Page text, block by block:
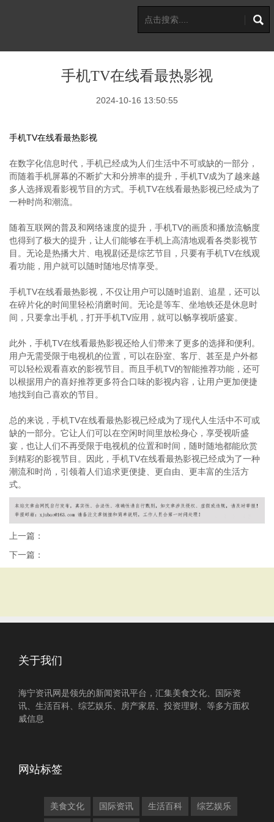
手机TV在线看最热影视
2024-10-16 13:50:55
手机TV在线看最热影视
在数字化信息时代，手机已经成为人们生活中不可或缺的一部分，
而随着手机屏幕的不断扩大和分辨率的提升，手机TV成为了越来越
多人选择观看影视节目的方式。手机TV在线看最热影视已经成为了
一种时尚和潮流。
随着互联网的普及和网络速度的提升，手机TV的画质和播放流畅度
也得到了极大的提升，让人们能够在手机上高清地观看各类影视节
目。无论是热播大片、电视剧还是综艺节目，只要有手机TV在线观
看功能，用户就可以随时随地尽情享受。
手机TV在线看最热影视，不仅让用户可以随时追剧、追星，还可以
在碎片化的时间里轻松消磨时间。无论是等车、坐地铁还是休息时
间，只要拿出手机，打开手机TV应用，就可以畅享视听盛宴。
此外，手机TV在线看最热影视还给人们带来了更多的选择和便利。
用户无需受限于电视机的位置，可以在卧室、客厅、甚至是户外都
可以轻松观看喜欢的影视节目。而且手机TV的智能推荐功能，还可
以根据用户的喜好推荐更多符合口味的影视内容，让用户更加便捷
地找到自己喜欢的节目。
总的来说，手机TV在线看最热影视已经成为了现代人生活中不可或
缺的一部分。它让人们可以在空闲时间里放松身心，享受视听盛
宴，也让人们不再受限于电视机的位置和时间，随时随地都能欣赏
到精彩的影视节目。因此，手机TV在线看最热影视已经成为了一种
潮流和时尚，引领着人们追求更便捷、更自由、更丰富的生活方
式。
上一篇：
下一篇：
关于我们
海宁资讯网是领先的新闻资讯平台，汇集美食文化、国际资
讯、生活百科、综艺娱乐、房产家居、投资理财、等多方面权
威信息
网站标签
美食文化 国际资讯 生活百科 综艺娱乐